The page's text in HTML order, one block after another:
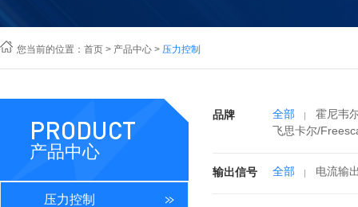
您当前的位置： 首页 > 产品中心 > 压力控制
PRODUCT
产品中心
压力控制
品牌 全部
霍尼韦
飞思卡尔/
输出信号 全部 电流输